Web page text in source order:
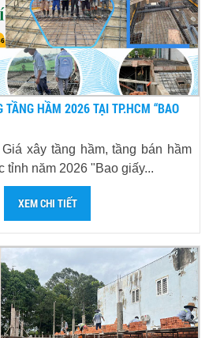
TẦNG HẦM 2026 TẠI TP.HCM “BAO
xây tầng hầm, tầng bán hầm
tỉnh năm 2026 "Bao giấy...
XEM CHI TIẾT